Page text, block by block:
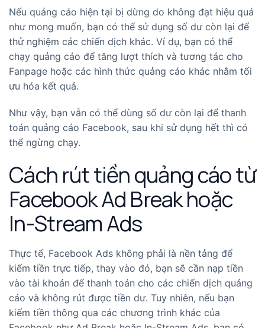
Nếu quảng cáo hiện tại bị dừng do không đạt hiệu quả
như mong muốn, bạn có thể sử dụng số dư còn lại để
thử nghiệm các chiến dịch khác. Ví dụ, bạn có thể
chạy quảng cáo để tăng lượt thích và tương tác cho
Fanpage hoặc các hình thức quảng cáo khác nhằm tối
ưu hóa kết quả.
Như vậy, bạn vẫn có thể dùng số dư còn lại để thanh
toán quảng cáo Facebook, sau khi sử dụng hết thì có
thể ngừng chạy.
Cách rút tiền quảng cáo từ
Facebook Ad Break hoặc
In-Stream Ads
Thực tế, Facebook Ads không phải là nền tảng để
kiếm tiền trực tiếp, thay vào đó, bạn sẽ cần nạp tiền
vào tài khoản để thanh toán cho các chiến dịch quảng
cáo và không rút được tiền dư. Tuy nhiên, nếu bạn
kiếm tiền thông qua các chương trình khác của